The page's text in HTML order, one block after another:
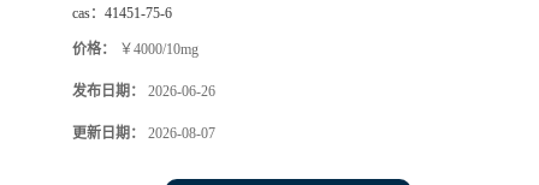
cas： 41451-75-6
价格： ￥4000/10mg
发布日期： 2026-06-26
更新日期： 2026-08-07